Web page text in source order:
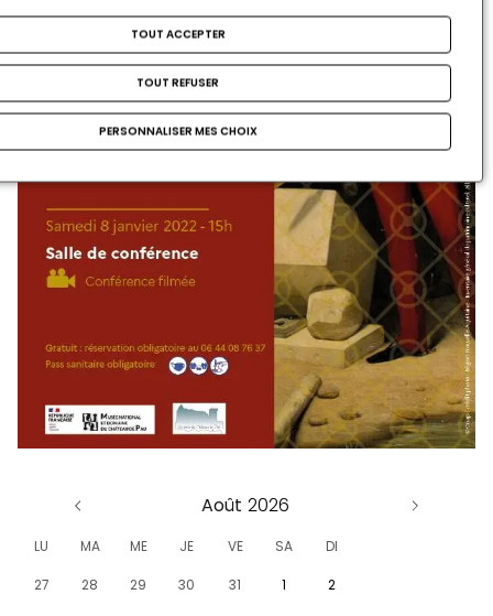
Août
LU MA ME JE VE SA DI
27 28 29 30 31 1 2
TOUT ACCEPTER
TOUT REFUSER
PERSONNALISER MES CHOIX